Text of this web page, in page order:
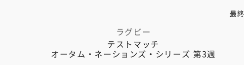
最
ラグビー
テストマッチ
オータム・ネーションズ・シリーズ 第3週